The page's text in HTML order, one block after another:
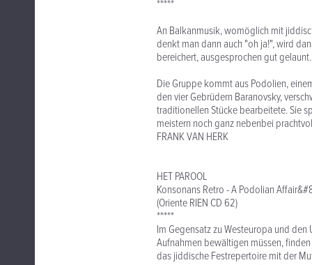
*****
An Balkanmusik, womöglich mit
denkt man dann auch "oh ja!", wird
bereichert, ausgesprochen gut gelaunt.
Die Gruppe kommt aus Podolien,
den vier Gebrüdern Baranovsky,
traditionellen Stücke bearbeitete. Sie
meistern noch ganz nebenbei
FRANK VAN HERK
HET PAROOL
Konsonans Retro - A Podolian
(Oriente RIEN CD 62)
*****
Im Gegensatz zu Westeuropa und
Aufnahmen bewältigen müssen,
das jiddische Festrepertoire mit der